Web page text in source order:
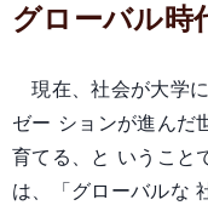
グローバル時
現在、社会が大学
ゼー ションが進んだ
育てる、と いうこと
は、「グローバルな